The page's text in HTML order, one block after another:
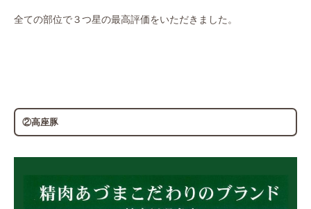
全ての部位で３つ星の最高評価をいただきました。
②高座豚